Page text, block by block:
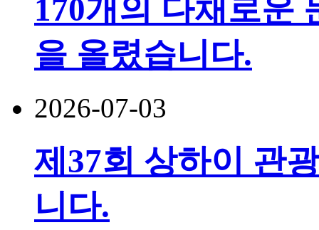
170개의 다채로운
을 올렸습니다.
2026-07-03
제37회 상하이 관
니다.